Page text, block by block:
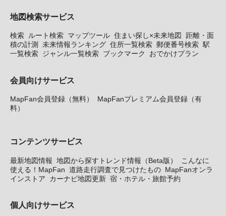
地図検索サービス
検索 ルート検索 マップツール 住まい探し×未来地図
距離・面
積の計測
未来情報ランキング 住所一覧検索 郵便番号検索 駅
一覧検索 ジャンル一覧検索 ブックマーク おでかけプラン
会員向けサービス
MapFan会員登録（無料）
MapFanプレミアム会員登録（有
料）
コンテンツサービス
最新地図情報 地図から探すトレンド情報（Beta版）
こんなに
使える！MapFan 道路走行調査で見つけたもの MapFanオンラ
インストア
カーナビ地図更新 宿・ホテル・旅館予約
個人向けサービス